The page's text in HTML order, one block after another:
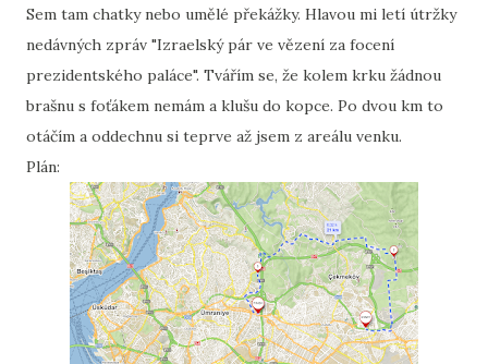
Sem tam chatky nebo umělé překážky. Hlavou mi letí útržky
nedávných zpráv "Izraelský pár ve vězení za focení
prezidentského paláce". Tvářím se, že kolem krku žádnou
brašnu s foťákem nemám a klušu do kopce. Po dvou km to
otáčím a oddechnu si teprve až jsem z areálu venku.
Plán: